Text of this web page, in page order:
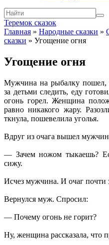
Теремок сказок
Главная » Народные сказки »
сказки » Угощение огня
Угощение огня
Мужчина на рыбалку пошел,
за детьми следить, еду
огонь горел. Женщина
равно никакого жару.
ткнула, пошевелила уголья.
Вдруг из очага вышел
— Зачем ножом тыкаешь?
сижу.
Исчез мужчина. И очаг почти
Вернулся муж. Спросил:
— Почему огонь не горит?
Ну, женщина рассказала, что